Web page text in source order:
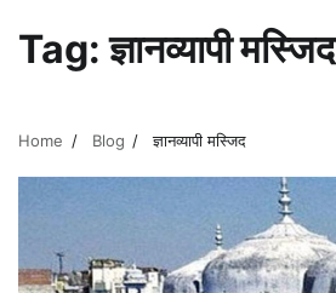
Tag:ज्ञानव्यापी मस्जिद
Home Blog ज्ञानव्यापी मस्जिद